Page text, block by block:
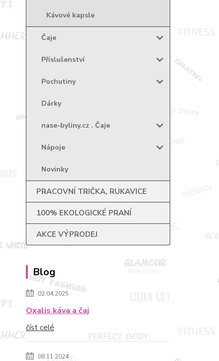
Kávové kapsle
Čaje
Příslušenství
Pochutiny
Dárky
nase-byliny.cz . Čaje
Nápoje
Novinky
PRACOVNÍ TRIČKA, RUKAVICE
100% EKOLOGICKÉ PRANÍ
AKCE VÝPRODEJ
Blog
02.04.2025
Oxalis káva a čaj
číst celé
08.11.2024